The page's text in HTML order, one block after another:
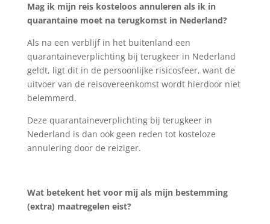
Mag ik mijn reis kosteloos annuleren als ik in
quarantaine moet na terugkomst in Nederland?
Als na een verblijf in het buitenland een
quarantaineverplichting bij terugkeer in Nederland
geldt, ligt dit in de persoonlijke risicosfeer, want de
uitvoer van de reisovereenkomst wordt hierdoor niet
belemmerd.
Deze quarantaineverplichting bij terugkeer in
Nederland is dan ook geen reden tot kosteloze
annulering door de reiziger.
Wat betekent het voor mij als mijn bestemming
(extra) maatregelen eist?